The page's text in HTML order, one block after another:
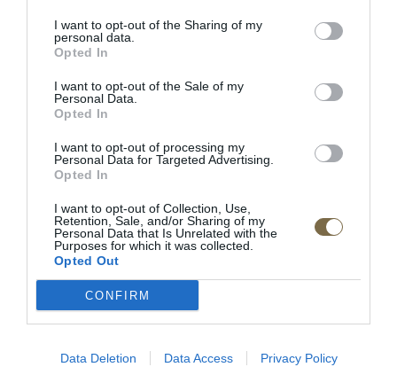
I want to opt-out of the Sharing of my
personal data.
Opted In
I want to opt-out of the Sale of my
Personal Data.
Opted In
I want to opt-out of processing my
Personal Data for Targeted Advertising.
Opted In
I want to opt-out of Collection, Use,
Retention, Sale, and/or Sharing of my
Personal Data that Is Unrelated with the
Purposes for which it was collected.
Opted Out
CONFIRM
Data Deletion Data Access Privacy Policy
• predná strana: masívne dubové drevo / poťahová
látka / zrkadlo
• otvárací systém zatlačením otvoríte
• veniec s lepidlom na dubové drevo (za príplatok)
• 2 čalúnené dvere
• 2 dvierka z masívneho dubu
• 9 zásuviek
USPORIADANIE POLIC
Tyčinka 3 ks.
Sklenená polica 0 ks.
Lakovaná polica 6 ks.